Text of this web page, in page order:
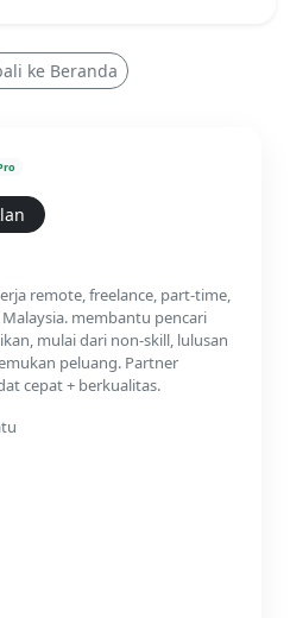
ke Beranda
remote, freelance, part-time,
membantu pencari
mulai dari non-skill, lulusan
peluang. Partner
cepat + berkualitas.